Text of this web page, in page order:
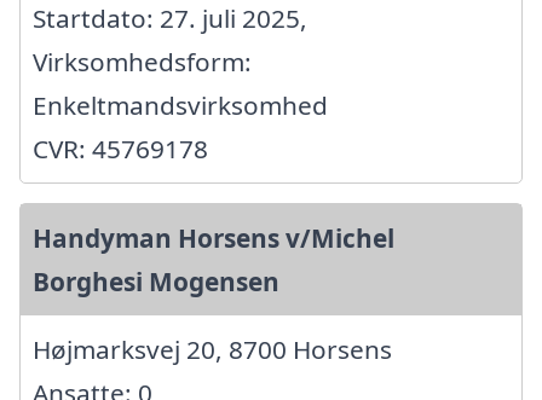
Startdato: 27. juli 2025,
Virksomhedsform:
Enkeltmandsvirksomhed
CVR: 45769178
Handyman Horsens v/Michel
Borghesi Mogensen
Højmarksvej 20, 8700 Horsens